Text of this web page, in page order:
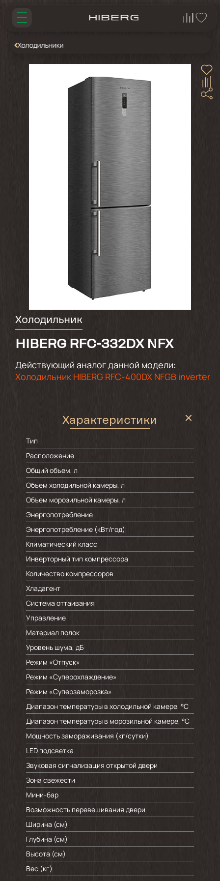
Холодильники
Холодильник
HIBERG RFC-332DX NFX
Действующий аналог данной модели:
Холодильник HIBERG RFC-400DX NFGB inverter
Характеристики
Тип
Расположение
Общий объем, л
Объем холодильной камеры, л
Объем морозильной камеры, л
Энергопотребление
Энергопотребление (кВт/год)
Климатический класс
Инверторный тип компрессора
Количество компрессоров
Хладагент
Система оттаивания
Управление
Материал полок
Уровень шума, дБ
Режим «Отпуск»
Режим «Суперохлаждение»
Режим «Суперзаморозка»
Диапазон температуры в холодильной камере, °C
Диапазон температуры в морозильной камере, °C
Мощность замораживания (кг/cутки)
LED подсветка
Звуковая сигнализация открытой двери
Зона свежести
Мини-бар
Возможность перевешивания двери
Ширина (см)
Глубина (см)
Высота (см)
Вес (кг)